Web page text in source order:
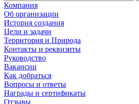
Компания
Об организации
История создания
Цели и задачи
Территория и Природа
Контакты и реквизиты
Руководство
Вакансии
Как добраться
Вопросы и ответы
Награды и сертификаты
Отзывы